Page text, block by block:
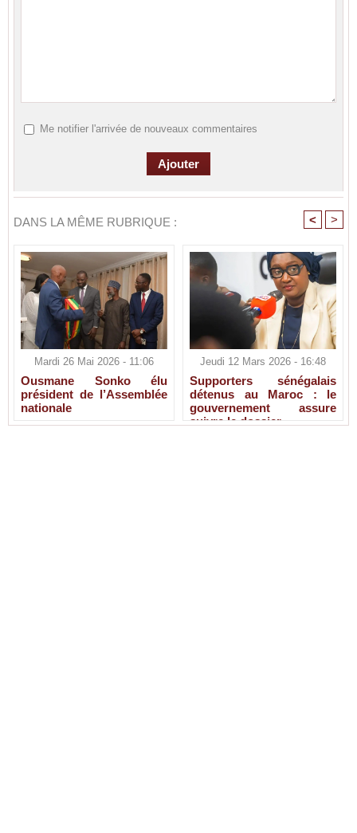
Me notifier l'arrivée de nouveaux commentaires
DANS LA MÊME RUBRIQUE : < >
Mardi 26 Mai 2026 - 11:06
Ousmane Sonko élu
président de l’Assemblée
nationale
Jeudi 12 Mars 2026 - 16:48
Supporters sénégalais
détenus au Maroc : le
gouvernement assure
suivre le dossier